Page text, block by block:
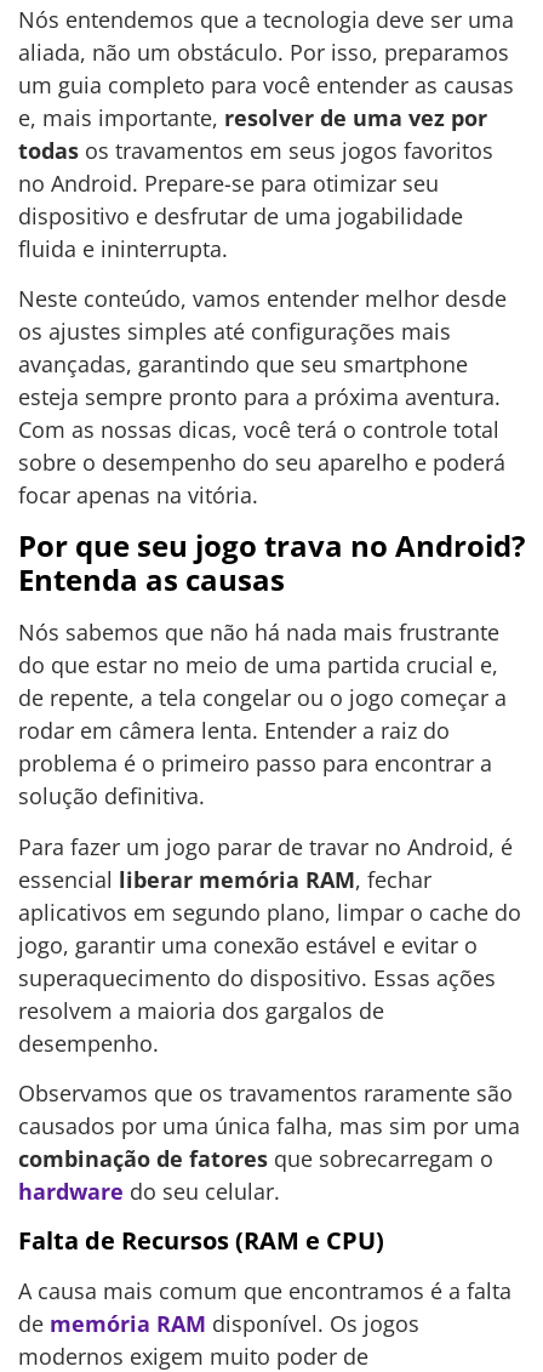
Nós entendemos que a tecnologia deve ser uma
aliada, não um obstáculo. Por isso, preparamos
um guia completo para você entender as causas
e, mais importante, resolver de uma vez por
todas os travamentos em seus jogos favoritos
no Android. Prepare-se para otimizar seu
dispositivo e desfrutar de uma jogabilidade
fluida e ininterrupta.
Neste conteúdo, vamos entender melhor desde
os ajustes simples até configurações mais
avançadas, garantindo que seu smartphone
esteja sempre pronto para a próxima aventura.
Com as nossas dicas, você terá o controle total
sobre o desempenho do seu aparelho e poderá
focar apenas na vitória.
Por que seu jogo trava no Android?
Entenda as causas
Nós sabemos que não há nada mais frustrante
do que estar no meio de uma partida crucial e,
de repente, a tela congelar ou o jogo começar a
rodar em câmera lenta. Entender a raiz do
problema é o primeiro passo para encontrar a
solução definitiva.
Para fazer um jogo parar de travar no Android, é
essencial liberar memória RAM, fechar
aplicativos em segundo plano, limpar o cache do
jogo, garantir uma conexão estável e evitar o
superaquecimento do dispositivo. Essas ações
resolvem a maioria dos gargalos de
desempenho.
Observamos que os travamentos raramente são
causados por uma única falha, mas sim por uma
combinação de fatores que sobrecarregam o
hardware do seu celular.
Falta de Recursos (RAM e CPU)
A causa mais comum que encontramos é a falta
de memória RAM disponível. Os jogos
modernos exigem muito poder de